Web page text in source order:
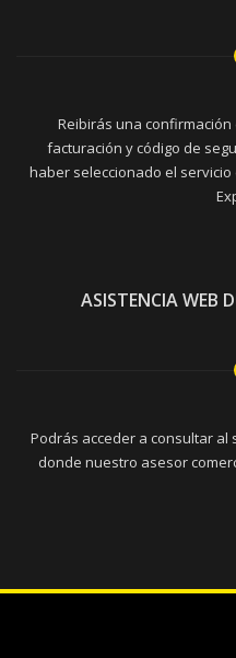
Reibirás una
facturación y código de
haber seleccionado el servicio
ASISTENCIA WEB
Podrás acceder a consultar al
donde nuestro asesor